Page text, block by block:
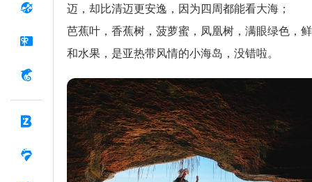
迈，却比清迈更安逸，因为四周都能看大海；
芭蕉叶，香蕉树，菠萝蜜，凤凰树，满眼绿色，
和水果，是亚热带风情的小海岛，没错啦。